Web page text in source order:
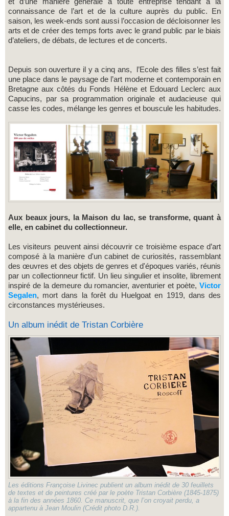
connaissance de l’art et de la culture auprès du public. En
saison, les week-ends sont aussi l’occasion de décloisonner les
arts et de créer des temps forts avec le grand public par le biais
d’ateliers, de débats, de lectures et de concerts.
Depuis son ouverture il y a cinq ans, l’Ecole des filles s’est fait
une place dans le paysage de l’art moderne et contemporain en
Bretagne aux côtés du Fonds Hélène et Edouard Leclerc aux
Capucins, par sa programmation originale et audacieuse qui
casse les codes, mélange les genres et bouscule les habitudes.
Aux beaux jours, la Maison du lac, se transforme, quant à
elle, en cabinet du collectionneur.
Les visiteurs peuvent ainsi découvrir ce troisième espace d’art
composé à la manière d'un cabinet de curiosités, rassemblant
des œuvres et des objets de genres et d'époques variés, réunis
par un collectionneur fictif. Un lieu singulier et insolite, librement
inspiré de la demeure du romancier, aventurier et poète, Victor
Segalen, mort dans la forêt du Huelgoat en 1919, dans des
circonstances mystérieuses.
Un album inédit de Tristan Corbière
Les éditions Françoise Livinec publient un album inédit de 30 feuillets
de textes et de peintures créé par le poète Tristan Corbière (1845-1875)
à la fin des années 1860. Ce manuscrit, que l’on croyait perdu, a
appartenu à Jean Moulin (Crédit photo D.R.).